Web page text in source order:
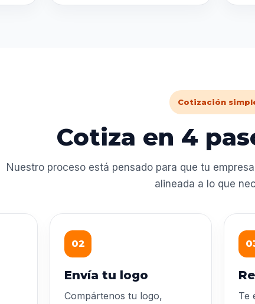
Cotización
Cotiza en 4
Nuestro proceso está pensado para que tu
alineada a lo que
02
Envía tu logo
Compártenos tu logo,
Te